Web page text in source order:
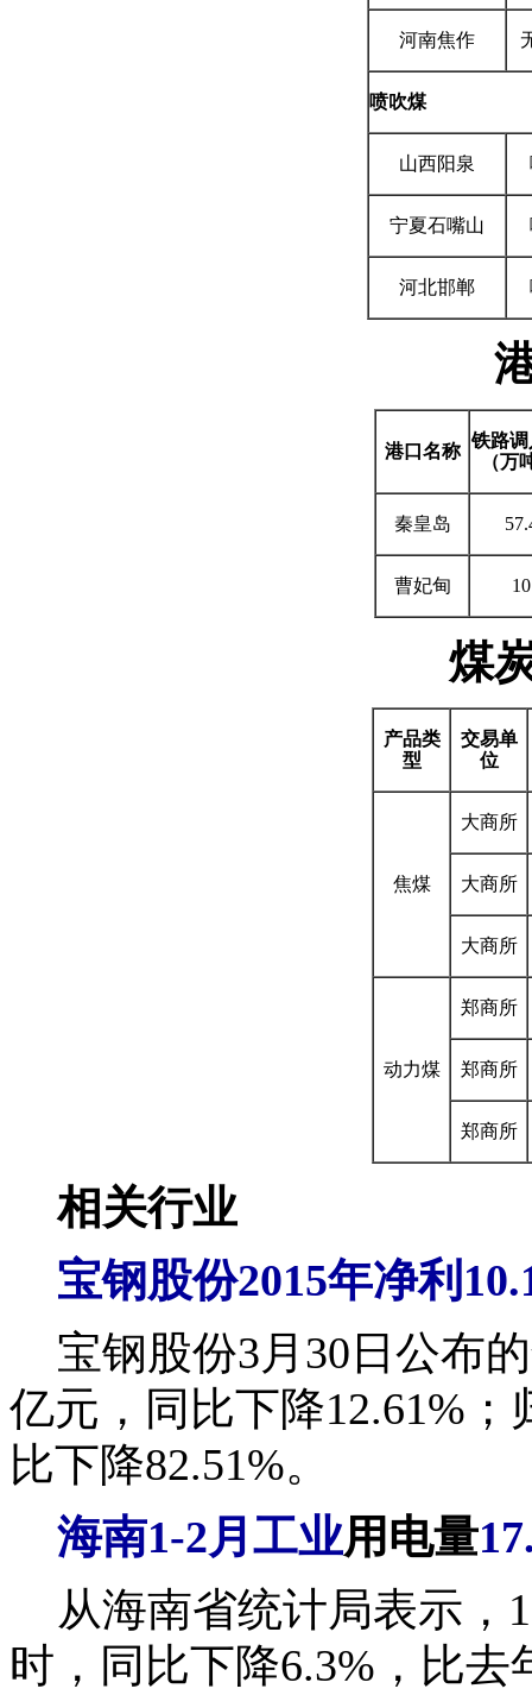
河南焦作
喷吹煤
山西阳泉
宁夏石嘴山
河北邯郸
港口名称
铁路调
（万
秦皇岛
曹妃甸 10
煤
产品类
型
交易单
位
焦煤
大商所
大商所
大商所
动力煤
郑商所
郑商所
郑商所
相关行业
宝钢股份2015年净利
宝钢股份3月30日公布
亿元，同比下降12.61%
比下降82.51%。
海南1-2月工业用电量
从海南省统计局表示，
时，同比下降6.3%，比